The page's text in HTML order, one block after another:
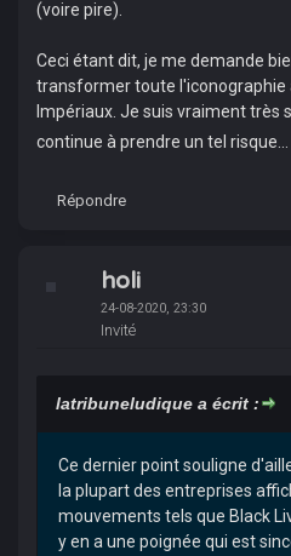
(voire pire).
Ceci étant dit, je me demande
transformer toute l'iconographie
Impériaux. Je suis vraiment très
continue à prendre un tel risque...
Répondre
holi
24-08-2020, 23:30
Invité
latribuneludique a écrit :
Ce dernier point souligne
la plupart des entreprises
mouvements tels que Black
y en a une poignée qui est